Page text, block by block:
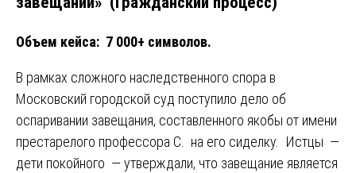
Объем кейса: 7 000+ символов.
В рамках сложного наследственного спора в
Московский городской суд поступило дело об
оспаривании завещания, составленного якобы от имени
престарелого профессора С. на его сиделку. Истцы —
дети покойного — утверждали, что завещание является